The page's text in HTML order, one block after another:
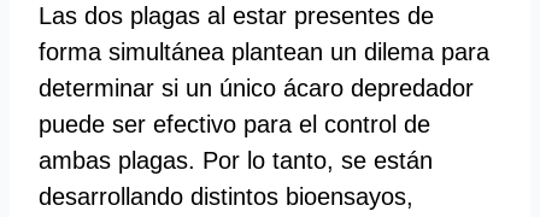
Las dos plagas al estar presentes de
forma simultánea plantean un dilema para
determinar si un único ácaro depredador
puede ser efectivo para el control de
ambas plagas. Por lo tanto, se están
desarrollando distintos bioensayos,